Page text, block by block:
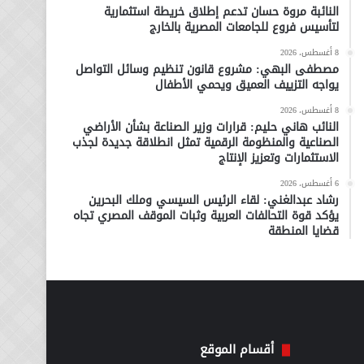
النائبة مروة حسان تدعم إطلاق خريطة استثمارية
لتأسيس فروع للجامعات المصرية بالخارج
8 أغسطس، 2026
مصطفى البهي: مشروع قانون تنظيم وسائل التواصل
يواجه التزييف العميق ويحمي الأطفال
8 أغسطس، 2026
النائب هاني حليم: قرارات وزير الصناعة بشأن الأراضي
الصناعية والمنظومة الرقمية تمثل انطلاقة جديدة لجذب
الاستثمارات وتعزيز الإنتاج
6 أغسطس، 2026
رشاد عبدالغني: لقاء الرئيس السيسي وملك البحرين
يؤكد قوة التحالفات العربية وثبات الموقف المصري تجاه
قضايا المنطقة
أقسام الموقع